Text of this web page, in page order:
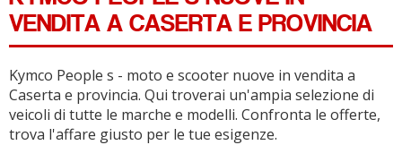
VENDITA A CASERTA E PROVINCIA
Kymco People s - moto e scooter nuove in vendita a
Caserta e provincia. Qui troverai un'ampia selezione di
veicoli di tutte le marche e modelli. Confronta le offerte,
trova l'affare giusto per le tue esigenze.